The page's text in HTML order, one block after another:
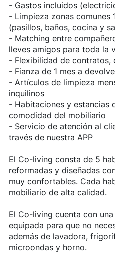
- Gastos incluidos
- Limpieza zonas comunes
(pasillos, baños, cocina y
- Matching entre
lleves amigos para toda la
- Flexibilidad de contratos,
- Fianza de 1 mes a
- Artículos de limpieza
inquilinos
- Habitaciones y estancias
comodidad del mobiliario
- Servicio de atención al
través de nuestra APP
El Co-living consta de 5
reformadas y diseñadas
muy confortables. Cada
mobiliario de alta calidad.
El Co-living cuenta con
equipada para que no
además de lavadora,
microondas y horno.